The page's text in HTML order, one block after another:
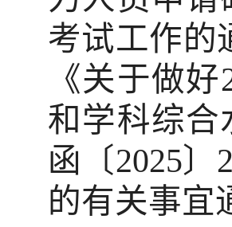
考试工作的
《关于做好
和学科综合
函〔2025〕 2
的有关事宜